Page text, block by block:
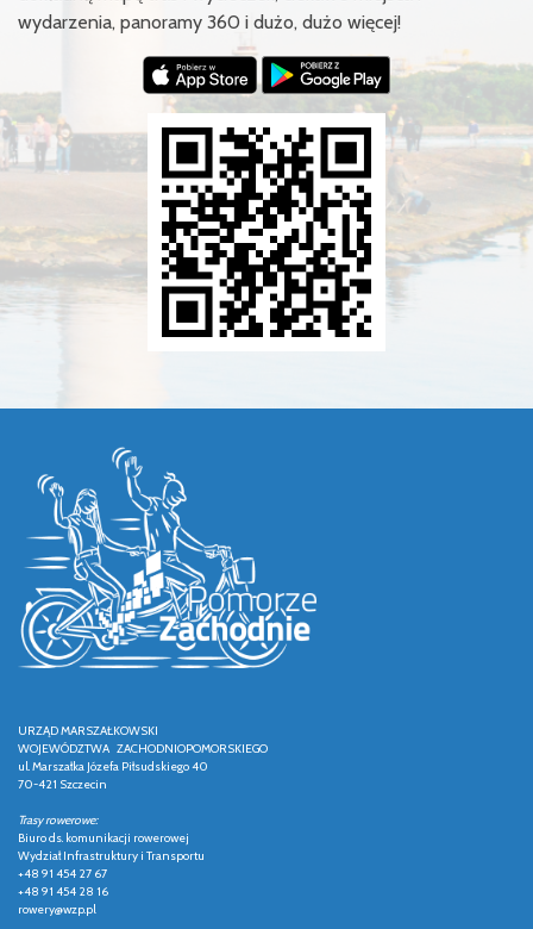
wydarzenia, panoramy 360 i dużo, dużo więcej!
URZĄD MARSZAŁKOWSKI
WOJEWÓDZTWA ZACHODNIOPOMORSKIEGO
ul. Marszałka Józefa Piłsudskiego 40
70-421 Szczecin
Trasy rowerowe:
Biuro ds. komunikacji rowerowej
Wydział Infrastruktury i Transportu
+48 91 454 27 67
+48 91 454 28 16
rowery@wzp.pl